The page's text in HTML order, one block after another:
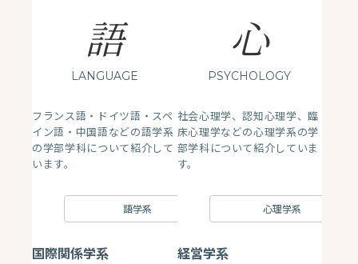
語
LANGUAGE
フランス語・ドイツ語・スペ
イン語・中国語などの語学系
の学部学科について紹介して
います。
語学系
心
PSYCHOLOGY
社会心理学、認知心理学、臨
床心理学などの心理学系の学
部学科について紹介していま
す。
心理学系
国際関係学系 経営学系